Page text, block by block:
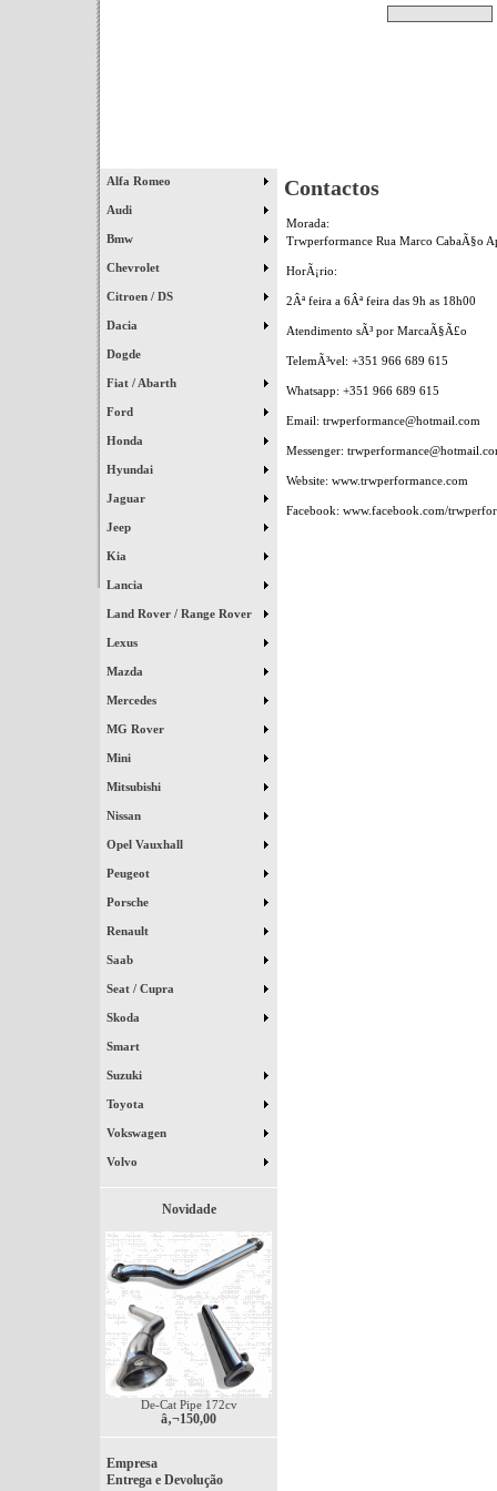
Alfa Romeo
Audi
Bmw
Chevrolet
Citroen / DS
Dacia
Dogde
Fiat / Abarth
Ford
Honda
Hyundai
Jaguar
Jeep
Kia
Lancia
Land Rover / Range Rover
Lexus
Mazda
Mercedes
MG Rover
Mini
Mitsubishi
Nissan
Opel Vauxhall
Peugeot
Porsche
Renault
Saab
Seat / Cupra
Skoda
Smart
Suzuki
Toyota
Vokswagen
Volvo
Novidade
De-Cat Pipe 172cv
â‚¬150,00
Empresa
Entrega e Devolução
Contactos
Morada:
Trwperformance Rua Marco CabaÃ§o
HorÃ¡rio:
2Âª feira a 6Âª feira das 9h as 18h00
Atendimento sÃ³ por MarcaÃ§Ã£o
TelemÃ³vel: +351 966 689 615
Whatsapp: +351 966 689 615
Email: trwperformance@hotmail.com
Messenger:
Website: www.trwperformance.com
Facebook: www.facebook.com/